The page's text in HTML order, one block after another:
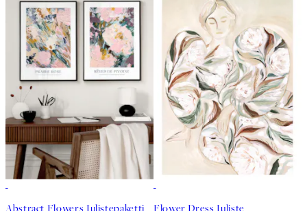
Abstract Flowers Julistepaketti Flower Dress Juliste